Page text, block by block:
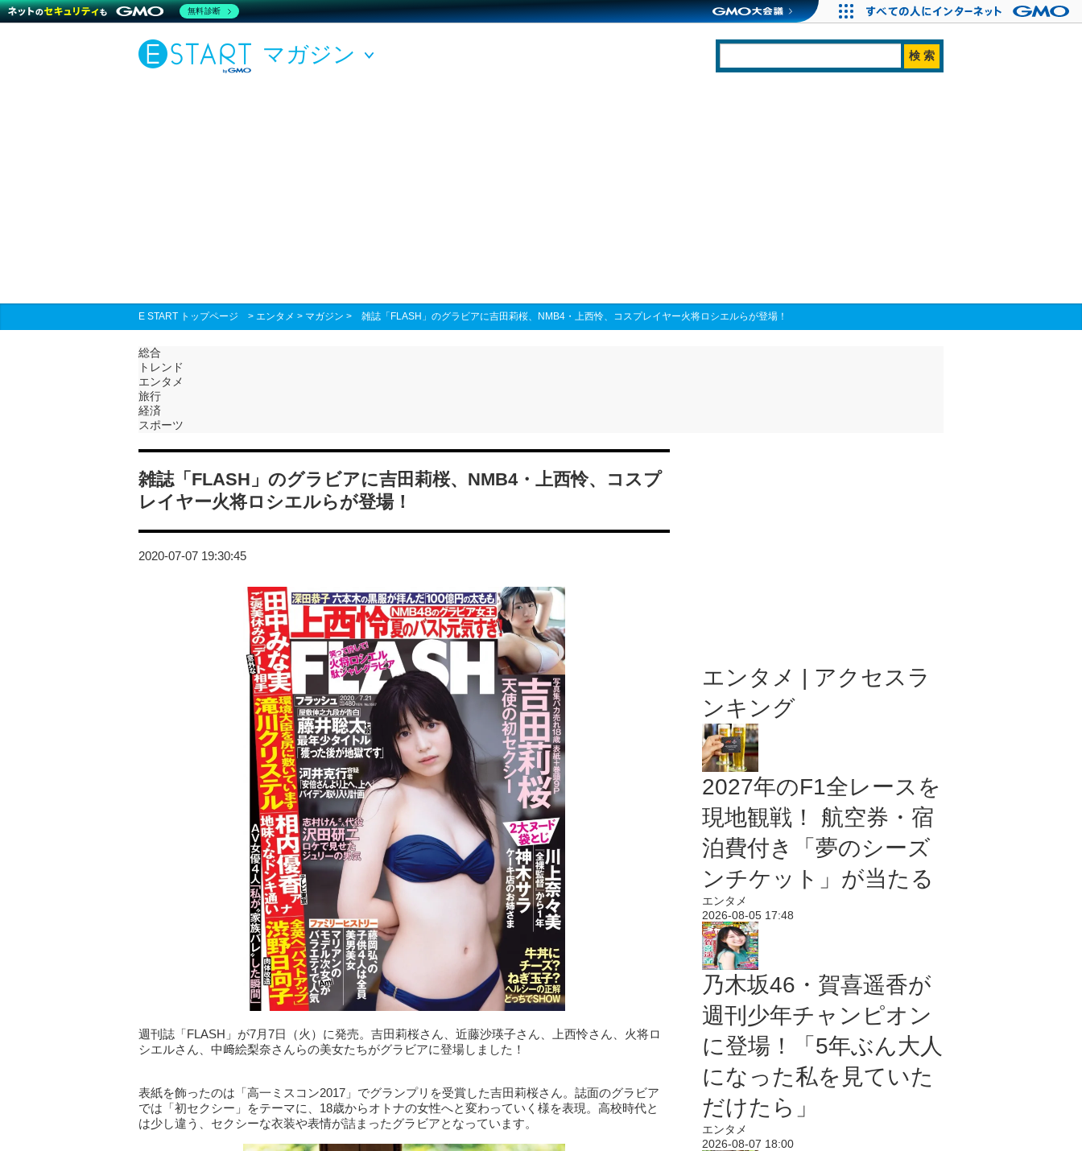
マガジン
E START トップページ > エンタメ > マガジン > 雑誌「FLASH」のグラビアに吉田莉桜、NMB4・上西怜、コスプレイヤー火将ロシエルらが登場！
総合
トレンド
エンタメ
旅行
経済
スポーツ
雑誌「FLASH」のグラビアに吉田莉桜、NMB4・上西怜、コスプ
レイヤー火将ロシエルらが登場！
2020-07-07 19:30:45
週刊誌「FLASH」が7月7日（火）に発売。吉田莉桜さん、近藤沙瑛子さん、上西怜さん、火将ロ
シエルさん、中﨑絵梨奈さんらの美女たちがグラビアに登場しました！
表紙を飾ったのは「高一ミスコン2017」でグランプリを受賞した吉田莉桜さん。誌面のグラビア
では「初セクシー」をテーマに、18歳からオトナの女性へと変わっていく様を表現。高校時代と
は少し違う、セクシーな衣装や表情が詰まったグラビアとなっています。
エンタメ | アクセスラ
ンキング
2027年のF1全レースを
現地観戦！ 航空券・宿
泊費付き「夢のシーズ
ンチケット」が当たる
エンタメ
2026-08-05 17:48
乃木坂46・賀喜遥香が
週刊少年チャンピオン
に登場！「5年ぶん大人
になった私を見ていた
だけたら」
エンタメ
2026-08-07 18:00
無料診断